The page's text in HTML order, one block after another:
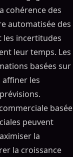
cohérence des
automatisée des
les incertitudes
leur temps. Les
basées sur
les
basée
peuvent
la
la croissance